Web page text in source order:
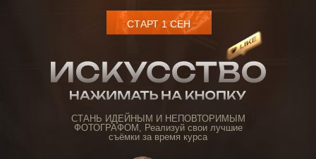
СТАРТ 1 СЕН
СТАНЬ ИДЕЙНЫМ И НЕПОВТОРИМЫМ
ФОТОГРАФОМ, Реализуй свои лучшие
съёмки за время курса